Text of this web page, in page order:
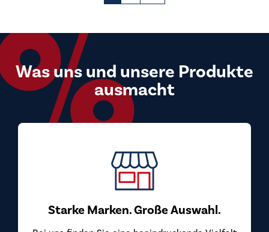
Was uns und unsere Produkte
ausmacht
Top Preis-Leistungs-
Bei uns kaufen Sie Markengeräte zu
überzeugen. Wir beziehen unsere
Sie weiter.